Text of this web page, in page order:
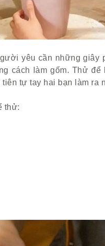
yêu cần những giây
cách làm gốm. Thử
tự tay hai bạn làm ra
thử: